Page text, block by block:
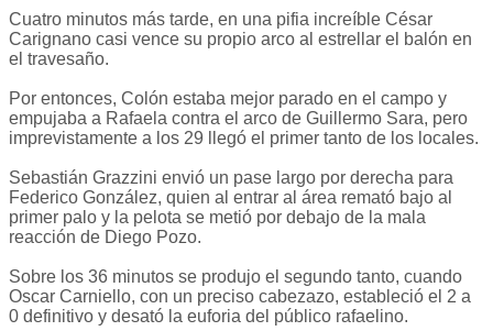
Cuatro minutos más tarde, en una pifia increíble César
Carignano casi vence su propio arco al estrellar el balón en
el travesaño.
Por entonces, Colón estaba mejor parado en el campo y
empujaba a Rafaela contra el arco de Guillermo Sara, pero
imprevistamente a los 29 llegó el primer tanto de los locales.
Sebastián Grazzini envió un pase largo por derecha para
Federico González, quien al entrar al área remató bajo al
primer palo y la pelota se metió por debajo de la mala
reacción de Diego Pozo.
Sobre los 36 minutos se produjo el segundo tanto, cuando
Oscar Carniello, con un preciso cabezazo, estableció el 2 a
0 definitivo y desató la euforia del público rafaelino.